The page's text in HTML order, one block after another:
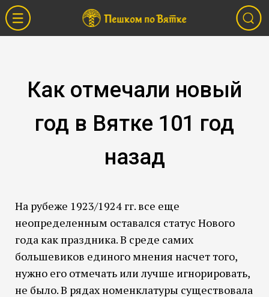
Как отмечали новый
год в Вятке 101 год
назад
На рубеже 1923/1924 гг. все еще
неопределенным оставался статус Нового
года как праздника. В среде самих
большевиков единого мнения насчет того,
нужно его отмечать или лучше игнорировать,
не было. В рядах номенклатуры существовала